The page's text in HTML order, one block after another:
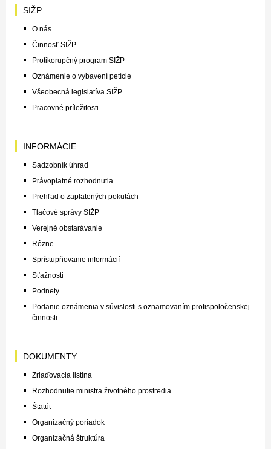
SIŽP
O nás
Činnosť SIŽP
Protikorupčný program SIŽP
Oznámenie o vybavení petície
Všeobecná legislatíva SIŽP
Pracovné príležitosti
INFORMÁCIE
Sadzobník úhrad
Právoplatné rozhodnutia
Prehľad o zaplatených pokutách
Tlačové správy SIŽP
Verejné obstarávanie
Rôzne
Sprístupňovanie informácií
Sťažnosti
Podnety
Podanie oznámenia v súvislosti s oznamovaním protispoločenskej
činnosti
DOKUMENTY
Zriaďovacia listina
Rozhodnutie ministra životného prostredia
Štatút
Organizačný poriadok
Organizačná štruktúra